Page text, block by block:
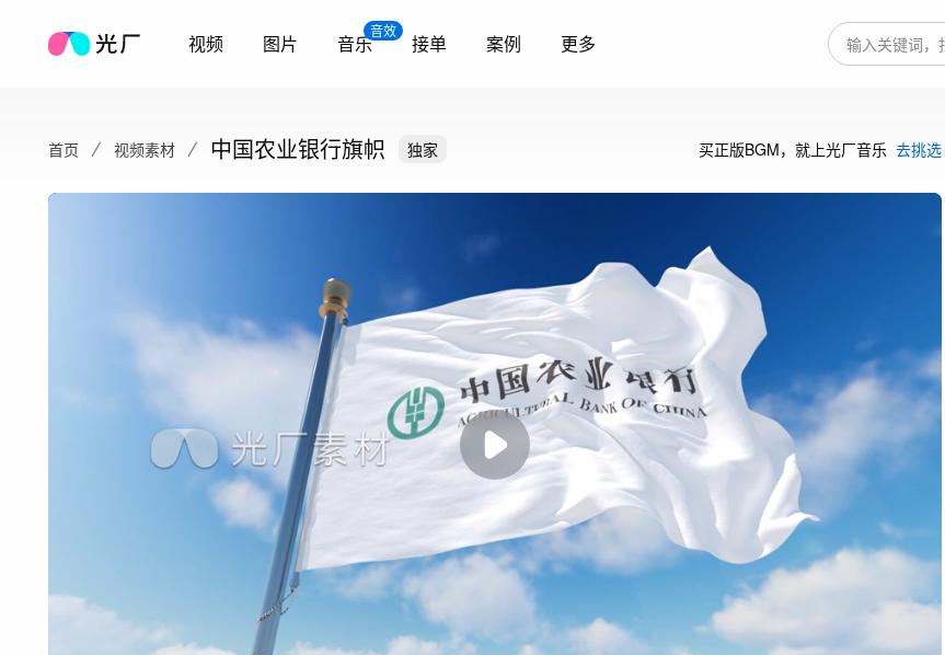
视频 图片
音效
音乐 接单 案例 更多
首页 视频素材 中国农业银行旗帜 独家 买正版BGM，就上光厂音乐 去挑选